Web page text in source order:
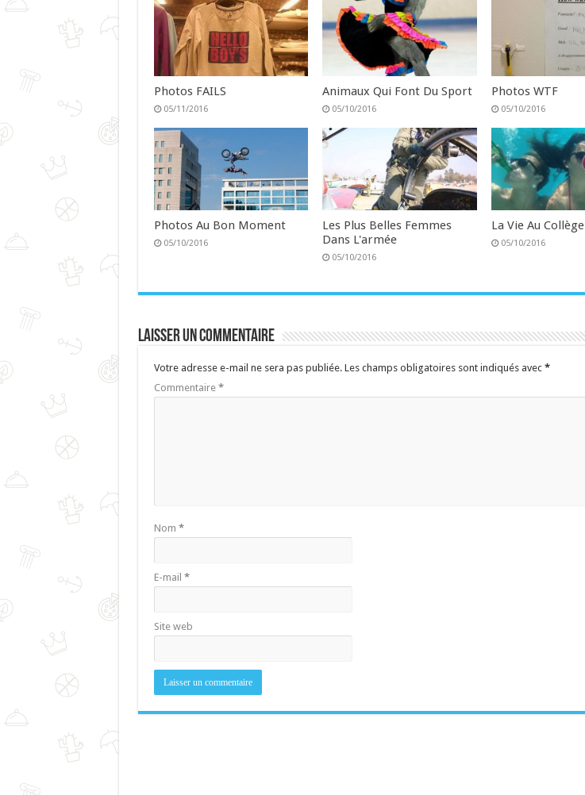
Photos FAILS
05/11/2016
Animaux Qui Font Du Sport
05/10/2016
Photos WTF
05/10/2016
Photos Au Bon Moment
05/10/2016
Les Plus Belles Femmes
Dans L'armée
05/10/2016
La Vie Au Collège
05/10/2016
Laisser un commentaire
Votre adresse e-mail ne sera pas publiée. Les champs obligatoires sont indiqués avec *
Commentaire *
Nom *
E-mail *
Site web